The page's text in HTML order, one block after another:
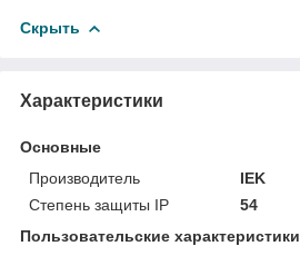
Скрыть
Характеристики
Основные
Производитель
IEK
Степень защиты IP
54
Пользовательские характеристики